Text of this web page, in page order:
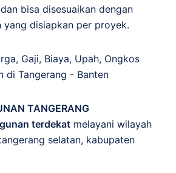
bisa disesuaikan dengan
yang disiapkan per proyek.
, Gaji, Biaya, Upah, Ongkos
di Tangerang - Banten
TANGERANG
terdekat melayani wilayah
selatan, kabupaten